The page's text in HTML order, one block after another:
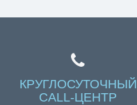
КРУГЛОСУТОЧНЫЙ
CALL-ЦЕНТР